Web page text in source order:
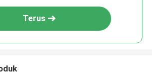
Terus